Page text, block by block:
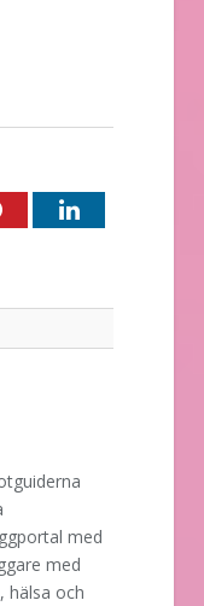
PinterestLinkedIn
med
med
hälsa och